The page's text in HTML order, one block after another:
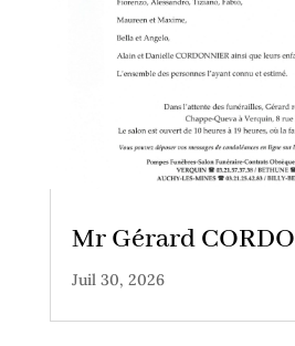
Mr Gérard
Juil 30, 2026